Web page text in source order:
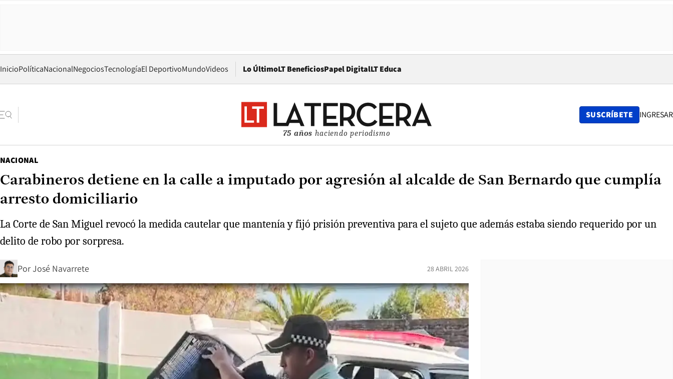
InicioPolíticaNacionalNegociosTecnologíaEl DeportivoMundoVideos Lo ÚltimoLT BeneficiosPapel DigitalOpens in new window
LT Educa
75 años haciendo periodismo
SUSCRÍBETE INGRESAR
NACIONAL
Carabineros detiene en la calle a imputado por agresión al alcalde de San Bernardo que cumplía
arresto domiciliario
La Corte de San Miguel revocó la medida cautelar que mantenía y fijó prisión preventiva para el sujeto que además estaba siendo requerido por un
delito de robo por sorpresa.
PorJosé Navarrete 28 ABRIL 2026